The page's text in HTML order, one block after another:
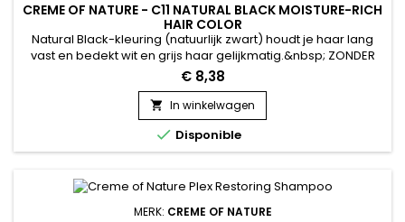
CREME OF NATURE - C11 NATURAL BLACK MOISTURE-RICH
HAIR COLOR
Natural Black-kleuring (natuurlijk zwart) houdt je haar lang
vast en bedekt wit en grijs haar gelijkmatig.&nbsp; ZONDER
AMMONIË.&nbsp; Ervaar de ultra-hydraterende Crème of
Nature haarverf, die een ultra-hydraterende sheaboter
conditioner bevat voor rijke, levendige kleuren die lang
meegaan.
€ 8,38
 In winkelwagen
 Disponible
MERK: CREME OF NATURE